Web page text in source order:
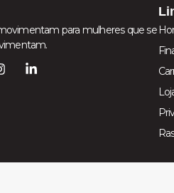
para mulheres que se